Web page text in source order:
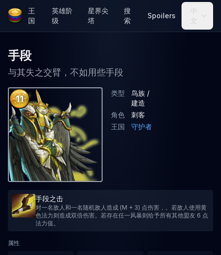
王
国
英雄阶
级
星界尖
塔
搜
索
Spoilers
中
文
手段
与其失之交臂，不如用些手段
11
类型
鸟族 /
建造
角色
刺客
王国
守护者
手段之击
对一名敌人和一名随机敌人造成 (M + 3) 点伤害，。若敌人使用黄
色法力则造成双倍伤害。若存在任一风暴则给予所有其他盟友 6 点
法力值。
属性